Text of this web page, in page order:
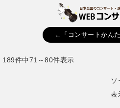
←「コンサートかん
189件中71～80件表示
ソ
表